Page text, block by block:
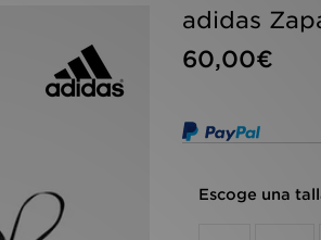
adidas
60,00€
Escoge una